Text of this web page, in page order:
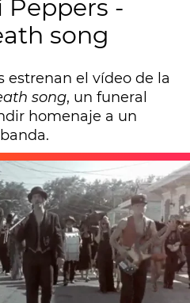
Peppers -
song
estrenan el vídeo de la
song, un funeral
homenaje a un